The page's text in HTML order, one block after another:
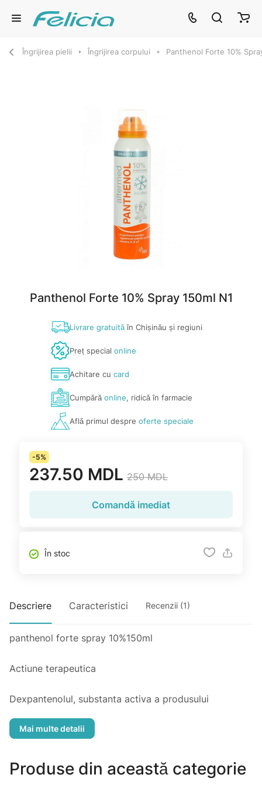
Îngrijirea pielii Îngrijirea corpului Panthenol Forte 10%
Panthenol Forte 10% Spray 150ml N1
Livrare gratuităîn Chișinău și regiuni
Preț special online
Achitare cu card
Cumpărăonline, ridică în farmacie
Află primul despre oferte speciale
-5%
237.50 MDL 250 MDL
Comandă imediat
În stoc
Descriere Caracteristici Recenzii (1)
panthenol forte spray 10%150ml
Actiune terapeutica
Dexpantenolul, substanta activa a produsului
intrucat este rapid transformat in aceasta vitamina, in
absorbit, atunci cand este aplicat local. Acidul
pantotenic este o componenta a esentialei coenzime
Produse din această categorie